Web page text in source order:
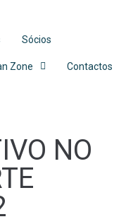
Sócios
Zone Contactos
NO